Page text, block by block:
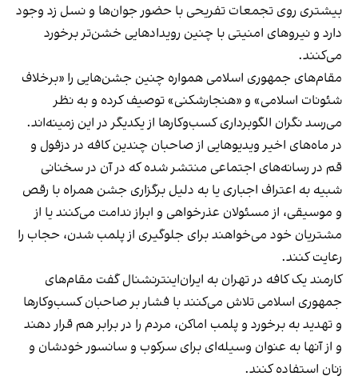
بیشتری روی تجمعات تفریحی با حضور جوان‌ها و نسل زد وجود
دارد و نیروهای امنیتی با چنین رویدادهایی خشن‌تر برخورد
می‌کنند.
مقام‌های جمهوری اسلامی همواره چنین جشن‌هایی را «برخلاف
شئونات اسلامی» و «هنجارشکنی» توصیف کرده و به نظر
می‌رسد نگران الگوبرداری کسب‌وکارها از یکدیگر در این زمینه‌اند.
در ماه‌های اخیر ویدیوهایی از صاحبان چندین کافه در دزفول و
قم در رسانه‌های اجتماعی منتشر شده که در آن در سخنانی
شبیه به اعتراف اجباری یا به دلیل برگزاری جشن همراه با رقص
و موسیقی، از مسئولان عذرخواهی و ابراز ندامت می‌کنند یا از
مشتریان خود می‌خواهند برای جلوگیری از پلمب شدن، حجاب را
رعایت کنند.
کارمند یک کافه در تهران به ایران‌اینترنشنال گفت مقام‌های
جمهوری اسلامی تلاش می‌کنند با فشار بر صاحبان کسب‌وکارها
و تهدید به برخورد و پلمب اماکن، مردم را در برابر هم قرار دهند
و از آنها به عنوان وسیله‌ای برای سرکوب و سانسور خودشان و
زنان استفاده کنند.